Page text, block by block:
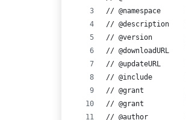
// @namespace
// @description    ニ
// @version
// @downloadURL
// @updateURL
// @include
// @grant
// @grant
// @author